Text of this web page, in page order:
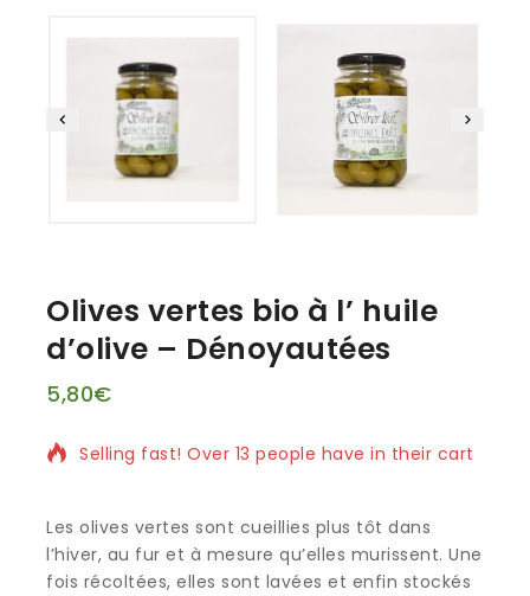
Olives vertes bio à l’ huile
d’olive – Dénoyautées
5,80€
11 produits vendus au cours des 10 dernières heures
Selling fast! Over 13 people have in their cart
Les olives vertes sont cueillies plus tôt dans
l’hiver, au fur et à mesure qu’elles murissent. Une
fois récoltées, elles sont lavées et enfin stockés